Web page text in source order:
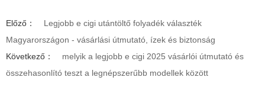
Előző：
Legjobb e cigi utántöltő folyadék választék
Magyarországon - vásárlási útmutató, ízek és biztonság
Következő：
melyik a legjobb e cigi 2025 vásárlói útmutató és
összehasonlító teszt a legnépszerűbb modellek között